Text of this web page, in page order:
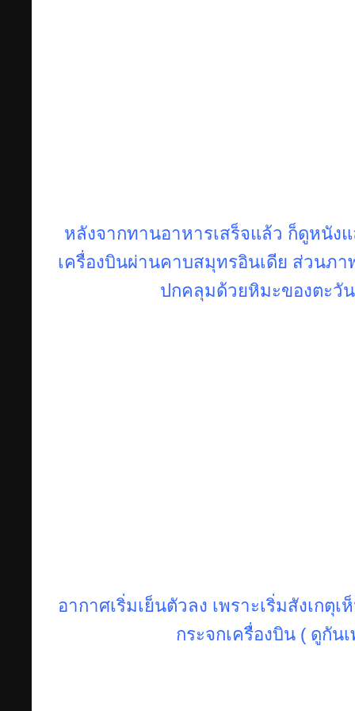
หลังจากทานอาหารเสร็จแล้ว ก็ดูหนัง
เครื่องบินผ่านคาบสมุทรอินเดีย ส่วนภา
ปกคลุมด้วยหิมะของตะวั
อากาศเริ่มเย็นตัวลง เพราะเริ่มสังเกตุ
กระจกเครื่องบิน ( ดูกัน